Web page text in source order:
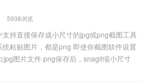
5938浏览
持直接保存成小尺寸的jpg或png截图工具
粘贴图片，都是png 即使你截图软件设置
jpg图片文件 png保存后，snagit缩小尺寸